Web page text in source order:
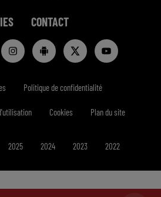
CONTACT
Politique de confidentialité
Cookies Plan du site
2025 2024 2023 2022